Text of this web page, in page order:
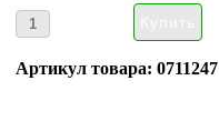
Артикул товара: 0711247